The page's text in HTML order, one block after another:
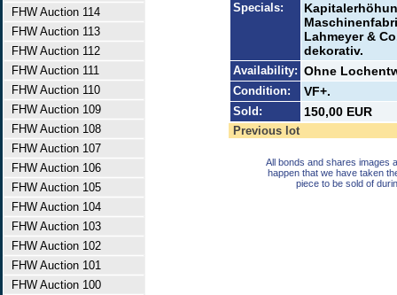
FHW Auction 114
FHW Auction 113
FHW Auction 112
FHW Auction 111
FHW Auction 110
FHW Auction 109
FHW Auction 108
FHW Auction 107
FHW Auction 106
FHW Auction 105
FHW Auction 104
FHW Auction 103
FHW Auction 102
FHW Auction 101
FHW Auction 100
Specials:
Lahmeyer &
dekorativ.
Availability: Ohne
Condition: VF+.
Sold: 150,00 EUR
Previous lot
All bonds and shares images
happen that we have taken
piece to be sold of